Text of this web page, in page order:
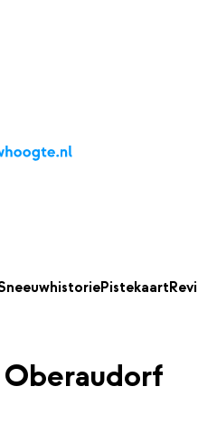
Kaarten
Pistekaart